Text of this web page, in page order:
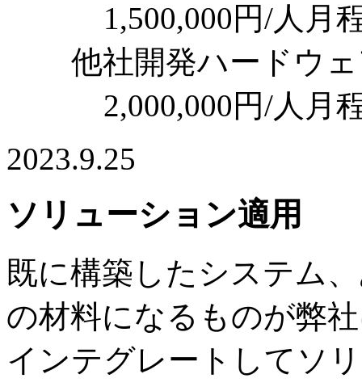
1,500,000円/人月
他社開発ハードウ
2,000,000円/人月
2023.9.25
ソリューション適用
既に構築したシステム
の材料になるものが弊
インテグレートしてソ